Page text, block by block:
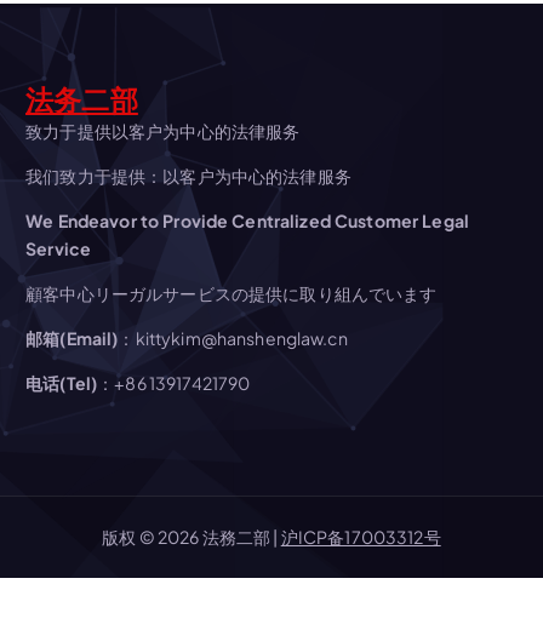
ョ
ン
法务二部
致力于提供以客户为中心的法律服务
我们致力于提供：以客户为中心的法律服务
We Endeavor to Provide Centralized Customer Legal
Service
顧客中心リーガルサービスの提供に取り組んでいます
邮箱(Email) ：kittykim@hanshenglaw.cn
电话(Tel) ：+86 13917421790
版权 © 2026 法務二部 | 沪ICP备17003312号